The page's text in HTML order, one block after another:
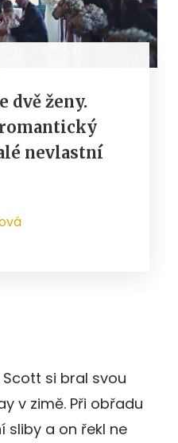
dvě ženy.
nevlastní
si bral svou
v zimě. Při obřadu
sliby a on řekl ne